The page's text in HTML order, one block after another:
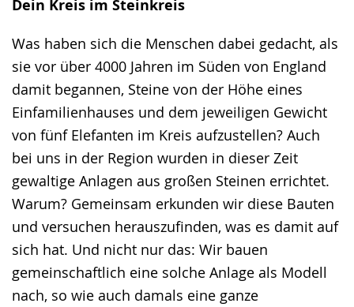
Dein Kreis im Steinkreis
Was haben sich die Menschen dabei gedacht, als
sie vor über 4000 Jahren im Süden von England
damit begannen, Steine von der Höhe eines
Einfamilienhauses und dem jeweiligen Gewicht
von fünf Elefanten im Kreis aufzustellen? Auch
bei uns in der Region wurden in dieser Zeit
gewaltige Anlagen aus großen Steinen errichtet.
Warum? Gemeinsam erkunden wir diese Bauten
und versuchen herauszufinden, was es damit auf
sich hat. Und nicht nur das: Wir bauen
gemeinschaftlich eine solche Anlage als Modell
nach, so wie auch damals eine ganze